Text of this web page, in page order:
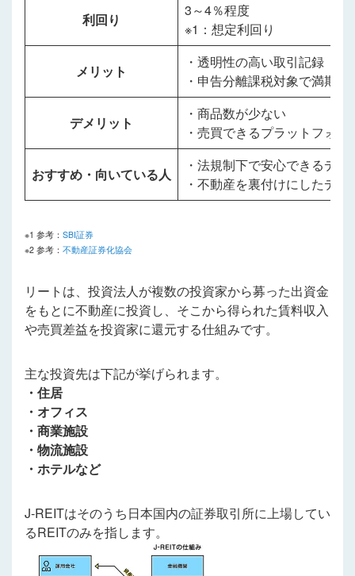
利回り
3～4％程度
※1：想定利回り
メリット
・透明性の高い取引記録
・申告分離課税対象で満期
デメリット
・商品数が少ない
・売買できるプラットフォ
おすすめ・向いている人
・法規制下で安心できるデ
・不動産を裏付けにしたデ
※1 参考： SBI証券
※2 参考： 不動産証券化協会
リートは、投資法人が複数の投資家から募った出資金
をもとに不動産に投資し、そこから得られた賃料収入
や売買差益を投資家に還元する仕組みです。
主な投資先は下記が挙げられます。
・住居
・オフィス
・商業施設
・物流施設
・ホテルなど
J-REITはそのうち日本国内の証券取引所に上場してい
るREITのみを指します。